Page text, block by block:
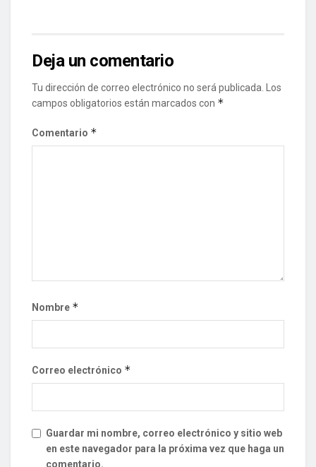
Deja un comentario
Tu dirección de correo electrónico no será publicada.
Los
campos obligatorios están marcados con *
Comentario *
Nombre *
Correo electrónico *
Guardar mi nombre, correo electrónico y sitio web
en este navegador para la próxima vez que haga un
comentario.